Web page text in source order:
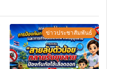
ข่าวประชาสัมพันธ์